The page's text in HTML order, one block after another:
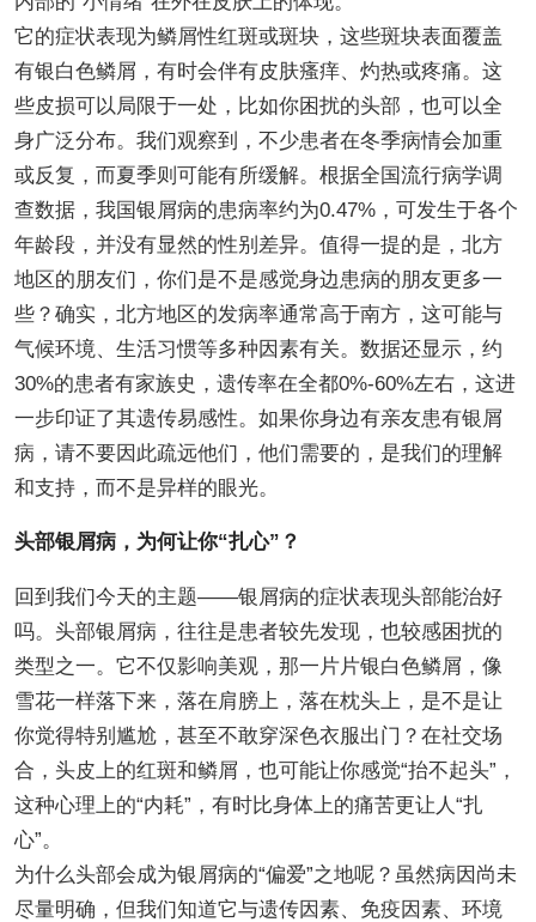
它的症状表现为鳞屑性红斑或斑块，这些斑块表面覆盖
有银白色鳞屑，有时会伴有皮肤瘙痒、灼热或疼痛。这
些皮损可以局限于一处，比如你困扰的头部，也可以全
身广泛分布。我们观察到，不少患者在冬季病情会加重
或反复，而夏季则可能有所缓解。根据全国流行病学调
查数据，我国银屑病的患病率约为0.47%，可发生于各个
年龄段，并没有显然的性别差异。值得一提的是，北方
地区的朋友们，你们是不是感觉身边患病的朋友更多一
些？确实，北方地区的发病率通常高于南方，这可能与
气候环境、生活习惯等多种因素有关。数据还显示，约
30%的患者有家族史，遗传率在全都0%-60%左右，这进
一步印证了其遗传易感性。如果你身边有亲友患有银屑
病，请不要因此疏远他们，他们需要的，是我们的理解
和支持，而不是异样的眼光。
头部银屑病，为何让你“扎心”？
回到我们今天的主题——银屑病的症状表现头部能治好
吗。头部银屑病，往往是患者较先发现，也较感困扰的
类型之一。它不仅影响美观，那一片片银白色鳞屑，像
雪花一样落下来，落在肩膀上，落在枕头上，是不是让
你觉得特别尴尬，甚至不敢穿深色衣服出门？在社交场
合，头皮上的红斑和鳞屑，也可能让你感觉“抬不起头”，
这种心理上的“内耗”，有时比身体上的痛苦更让人“扎
心”。
为什么头部会成为银屑病的“偏爱”之地呢？虽然病因尚未
尽量明确，但我们知道它与遗传因素、免疫因素、环境